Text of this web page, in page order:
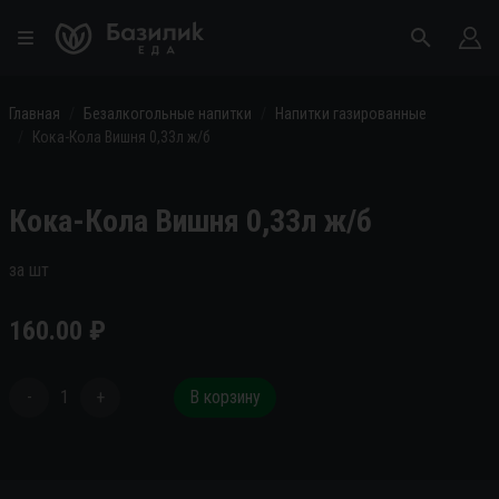
Главная Безалкогольные напитки
Напитки газированные
Кока-Кола Вишня 0,33л ж/б
Кока-Кола Вишня 0,33л ж/б
за шт
160.00 ₽
- 1 + В корзину